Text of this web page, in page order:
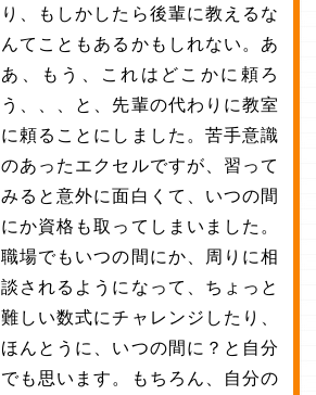
り、もしかしたら後輩に教えるな
んてこともあるかもしれない。あ
あ、もう、これはどこかに頼ろ
う、、、と、先輩の代わりに教室
に頼ることにしました。苦手意識
のあったエクセルですが、習って
みると意外に面白くて、いつの間
にか資格も取ってしまいました。
職場でもいつの間にか、周りに相
談されるようになって、ちょっと
難しい数式にチャレンジしたり、
ほんとうに、いつの間に？と自分
でも思います。もちろん、自分の